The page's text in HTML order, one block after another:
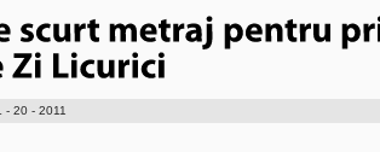
- 20 - 2011